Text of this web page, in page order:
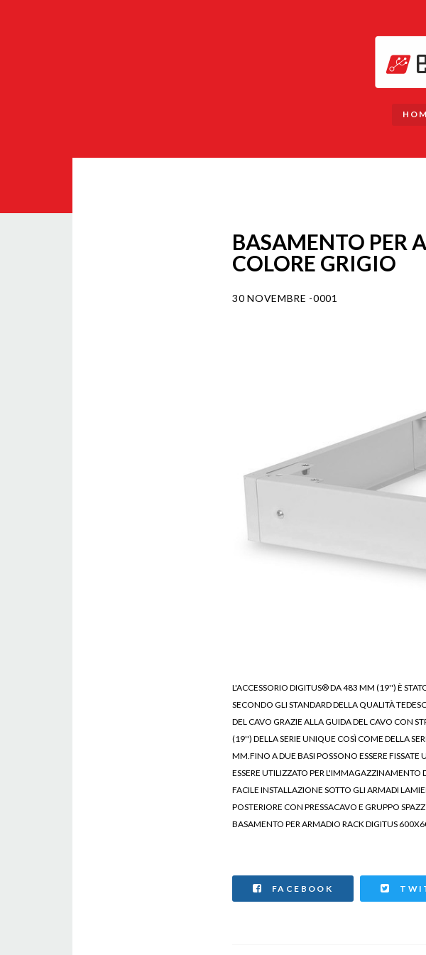
BASAMENTO PER
COLORE GRIGIO
30 NOVEMBRE -0001
L'ACCESSORIO DIGITUS® DA 483 MM (19'') È
SECONDO GLI STANDARD DELLA QUALITÀ
DEL CAVO GRAZIE ALLA GUIDA DEL CAVO CON
(19'') DELLA SERIE UNIQUE COSÌ COME DELLA
MM.FINO A DUE BASI POSSONO ESSERE
ESSERE UTILIZZATO PER L'IMMAGAZZINAMENTO
FACILE INSTALLAZIONE SOTTO GLI ARMADI
POSTERIORE CON PRESSACAVO E GRUPPO
BASAMENTO PER ARMADIO RACK DIGITUS
FACEBOOK